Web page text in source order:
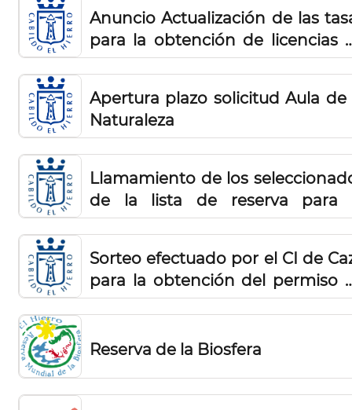
Anuncio Actualización de las
para la obtención de licencias
caza para el ejercicio 2026
Apertura plazo solicitud Aula de
Naturaleza
Llamamiento de los
de la lista de reserva para
obtención de permiso de
residentes 2025
Sorteo efectuado por el CI de
para la obtención del permiso
caza controlada
Reserva de la Biosfera